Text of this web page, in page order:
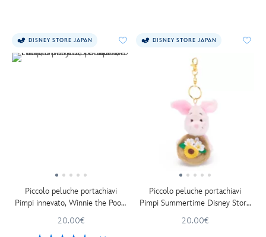
DISNEY STORE JAPAN
Piccolo peluche portachiavi
Pimpi innevato, Winnie the Pooh,
20.00€
DISNEY STORE JAPAN
Piccolo peluche portachiavi
Pimpi Summertime Disney Store
20.00€